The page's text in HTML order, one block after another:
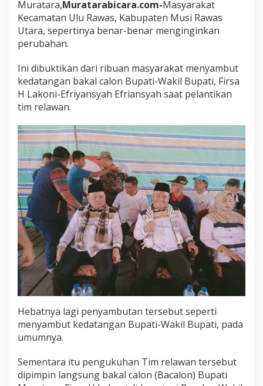
l
u
R
s
S
a
u
t
P
a
s
a
n
g
a
n
M
u
r
M
a
i
r
Muratara,Muratarabicara.com-Masyarakat
Kecamatan Ulu Rawas, Kabupaten Musi Rawas
Utara, sepertinya benar-benar menginginkan
perubahan.
Ini dibuktikan dari ribuan masyarakat menyambut
kedatangan bakal calon Bupati-Wakil Bupati, Firsa
H Lakoni-Efriyansyah Efriansyah saat pelantikan
tim relawan.
Hebatnya lagi penyambutan tersebut seperti
menyambut kedatangan Bupati-Wakil Bupati, pada
umumnya.
Sementara itu pengukuhan Tim relawan tersebut
dipimpin langsung bakal calon (Bacalon) Bupati